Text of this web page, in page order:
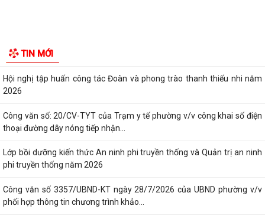
TIN MỚI
giữa năm 2026 HĐND thành phố...
Hội nghị tập huấn công tác Đoàn và phong trào thanh thiếu nhi năm
2026
Công văn số: 20/CV-TYT của Trạm y tế phường v/v công khai số điện
thoại đường dây nóng tiếp nhận...
Lớp bồi dưỡng kiến thức An ninh phi truyền thống và Quản trị an ninh
phi truyền thống năm 2026
Công văn số 3357/UBND-KT ngày 28/7/2026 của UBND phường v/v
phối hợp thông tin chương trình khảo...